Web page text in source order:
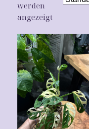
werden
angezeigt